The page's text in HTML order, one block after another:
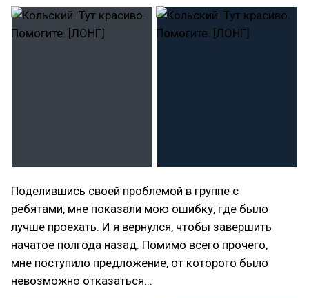
Поделившись своей проблемой в группе с
ребятами, мне показали мою ошибку, где было
лучше проехать. И я вернулся, чтобы завершить
начатое полгода назад. Помимо всего прочего,
мне поступило предложение, от которого было
невозможно отказаться...